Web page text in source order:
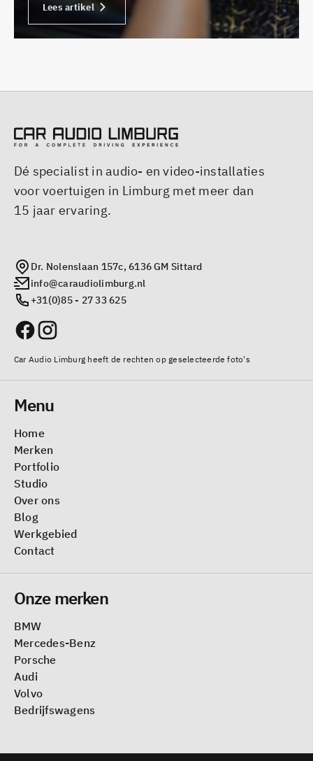
Lees artikel
Dé specialist in audio- en video-installaties
voor voertuigen in Limburg met meer dan
15 jaar ervaring.
Dr. Nolenslaan 157c, 6136 GM Sittard
info@caraudiolimburg.nl
+31(0)85 - 27 33 625
Car Audio Limburg heeft de rechten op geselecteerde foto's
Menu
Home
Merken
Portfolio
Studio
Over ons
Blog
Werkgebied
Contact
Onze merken
BMW
Mercedes-Benz
Porsche
Audi
Volvo
Bedrijfswagens